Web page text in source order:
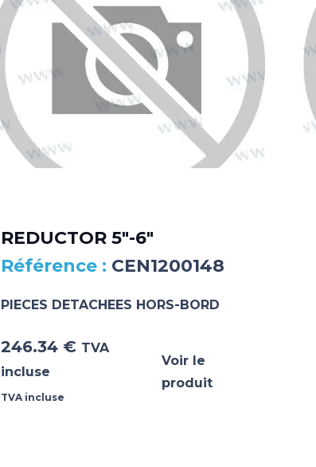
REDUCTOR 5″-6″
CEN1200148
PIECES DETACHEES HORS-BORD
246.34 € TVA
incluse
TVA incluse
Voir le
produit